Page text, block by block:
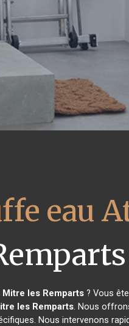
eau
Mitre les Remparts ? Vous
les Remparts. Nous
Nous intervenons